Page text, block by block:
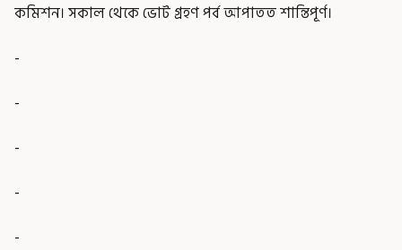
কমিশন। সকাল থেকে ভোট গ্রহণ পর্ব আপাতত শান্তিপূর্ণ।
-
-
-
-
-